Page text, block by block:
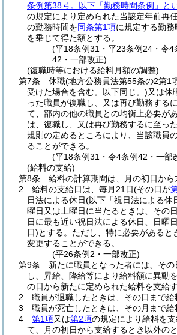
条例第38号。以下「勤務時間条例」と
の規定により定められた当該定年前再
の勤務時間を同条第1項に規定する勤
を乗じて得た額とする。
(平18条例31・平23条例24・令4
42・一部改正)
(復職時等における給料月額の調整)
第7条
休職(地方公務員法第55条の2第1
受けた場合を含む。以下同じ。)又は休
った職員が復職し、又は再び勤務する
て、部内の他の職員との均衡上必要が
は、復職し、又は再び勤務するに至っ
規則の定めるところにより、当該職員
ることができる。
(平18条例31・令4条例42・一部
(給料の支給)
第8条
給料の計算期間は、月の初日から
2
給料の支給日は、毎月21日(その日が
日法による休日(以下「祝日法による休
曜日又は土曜日に当たるときは、その
日に最も近い祝日法による休日、日曜
日)とする。 ただし、特に必要があると
変更することができる。
(平26条例2・一部改正)
第9条
新たに職員となった者には、そ
し、昇給、降給等により給料額に異動
の日から新たに定められた給料を支給す
2
職員が退職したときは、その日まで給
3
職員が死亡したときは、その月まで給
4
第1項又は第2項の規定により給料を
て、月の初日から支給するとき以外の